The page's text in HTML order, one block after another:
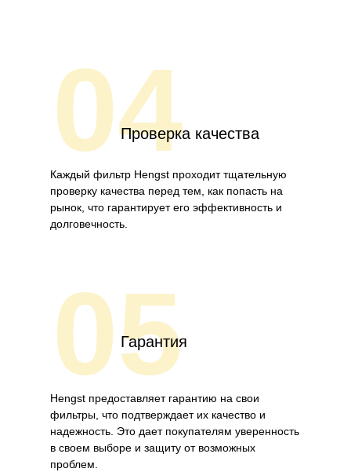
04Проверка качества
Каждый фильтр Hengst проходит тщательную
проверку качества перед тем, как попасть на
рынок, что гарантирует его эффективность и
долговечность.
05
Гарантия
Hengst предоставляет гарантию на свои
фильтры, что подтверждает их качество и
надежность. Это дает покупателям уверенность
в своем выборе и защиту от возможных
проблем.